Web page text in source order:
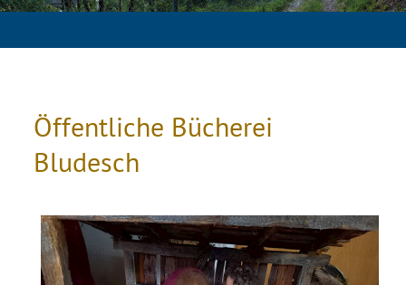
Öffentliche Bücherei
Bludesch